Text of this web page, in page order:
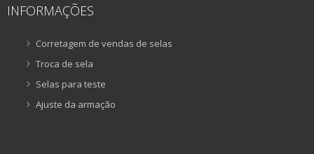
INFORMAÇÕES
Corretagem de vendas de selas
Troca de sela
Selas para teste
Ajuste da armação